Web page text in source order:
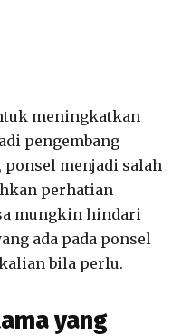
meningkatkan
pengembang
ponsel menjadi salah
perhatian
mungkin hindari
ada pada ponsel
bila perlu.
yang